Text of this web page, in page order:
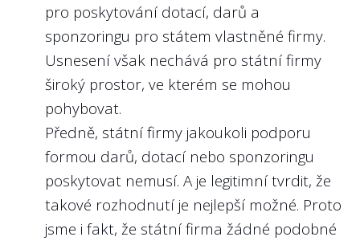
Poskytla státní firma informace o
odměnách jednotlivých členů
představenstva, nebo širšího
managementu v případě státních
podniků?
Doporučení:
Platí obdobně doporučení jako k otázce č.
6.
Nejlépe to dělají v/ve:
pro poskytování dotací, darů a
sponzoringu pro státem vlastněné firmy.
Usnesení však nechává pro státní firmy
široký prostor, ve kterém se mohou
pohybovat.
Předně, státní firmy jakoukoli podporu
formou darů, dotací nebo sponzoringu
poskytovat nemusí. A je legitimní tvrdit, že
takové rozhodnutí je nejlepší možné. Proto
jsme i fakt, že státní firma žádné podobné